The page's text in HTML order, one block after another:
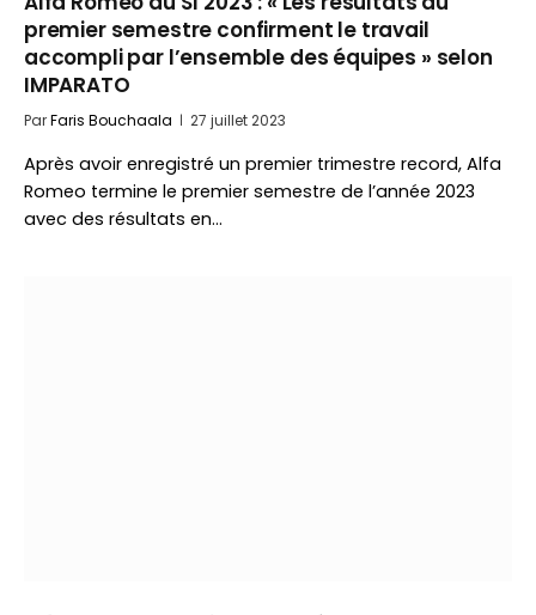
premier semestre confirment le travail
accompli par l’ensemble des équipes » selon
IMPARATO
ParFaris Bouchaala 27 juillet 2023
Après avoir enregistré un premier trimestre record, Alfa
Romeo termine le premier semestre de l’année 2023
avec des résultats en…